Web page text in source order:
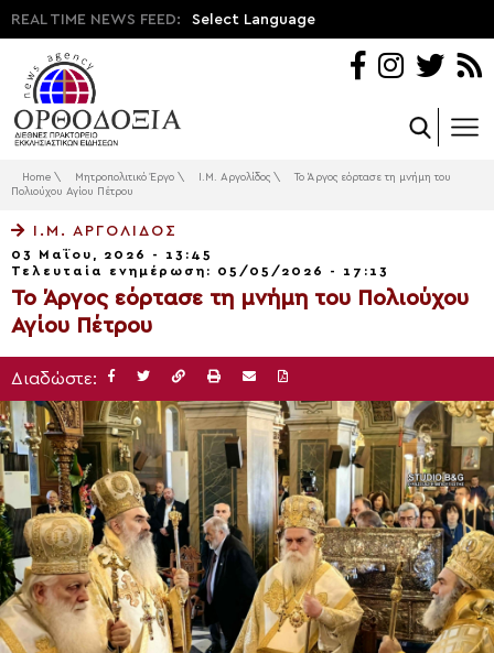
REAL TIME NEWS FEED: Select Language
Home \ Μητροπολιτικό Έργο \ Ι.Μ. Αργολίδος \
Το Άργος εόρτασε τη μνήμη του
Πολιούχου Αγίου Πέτρου
Ι.Μ. ΑΡΓΟΛΊΔΟΣ
03 Μαΐου, 2026 - 13:45
Τελευταία ενημέρωση: 05/05/2026 - 17:13
Το Άργος εόρτασε τη μνήμη του Πολιούχου
Αγίου Πέτρου
Διαδώστε: